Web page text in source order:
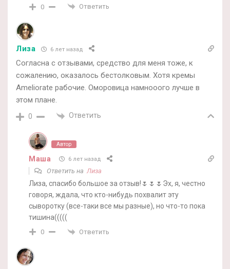
0 Ответить
Лиза 6 лет назад
Согласна с отзывами, средство для меня тоже, к
сожалению, оказалось бестолковым. Хотя кремы
Ameliorate рабочие. Оморовица намнооого лучше в
этом плане.
0 Ответить
Автор
Маша 6 лет назад
Ответить на Лиза
Лиза, спасибо большое за отзыв!🌷🌷🌷Эх, я, честно
говоря, ждала, что кто-нибудь похвалит эту
сыворотку (все-таки все мы разные), но что-то пока
тишина(((((
0 Ответить